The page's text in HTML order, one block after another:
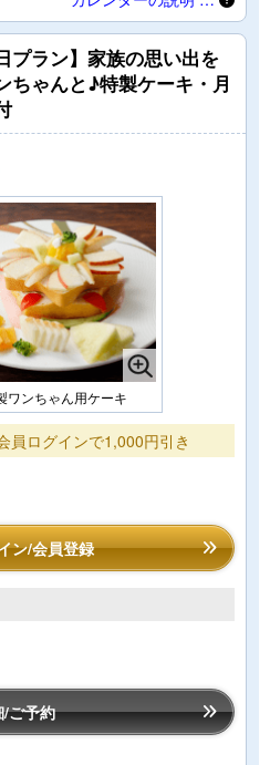
プラン】家族の思い出を
ちゃんと♪特製ケーキ・月
ワンちゃん用ケーキ
員ログインで1,000円引き
ン/会員登録
/ご予約